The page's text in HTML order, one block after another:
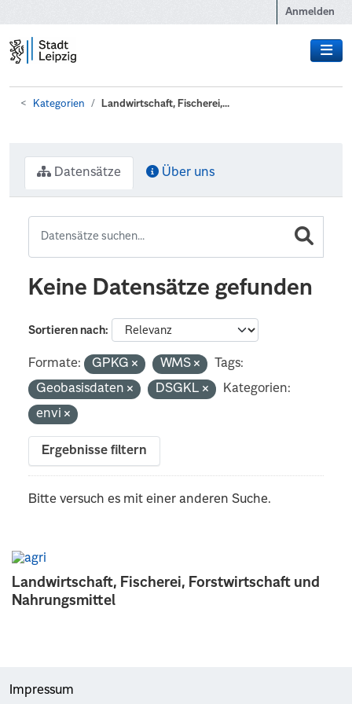
Anmelden
Kategorien Landwirtschaft, Fischerei,...
Landwirtschaft, Fischerei, Forstwirtschaft und
Nahrungsmittel
Datensätze Über uns
Keine Datensätze gefunden
Sortieren nach
Formate: GPKG WMS
Tags:
Geobasisdaten
DSGKL
Kategorien:
envi
Ergebnisse filtern
Bitte versuch es mit einer anderen Suche.
Impressum